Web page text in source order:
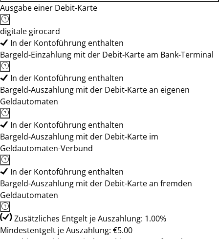
Ausgabe einer Debit-Karte
digitale girocard
In der Kontoführung enthalten
Bargeld-Einzahlung mit der Debit-Karte am Bank-Terminal
In der Kontoführung enthalten
Bargeld-Auszahlung mit der Debit-Karte an eigenen
Geldautomaten
In der Kontoführung enthalten
Bargeld-Auszahlung mit der Debit-Karte im
Geldautomaten-Verbund
In der Kontoführung enthalten
Bargeld-Auszahlung mit der Debit-Karte an fremden
Geldautomaten
Zusätzliches Entgelt je Auszahlung: 1.00%
Mindestentgelt je Auszahlung: €5.00